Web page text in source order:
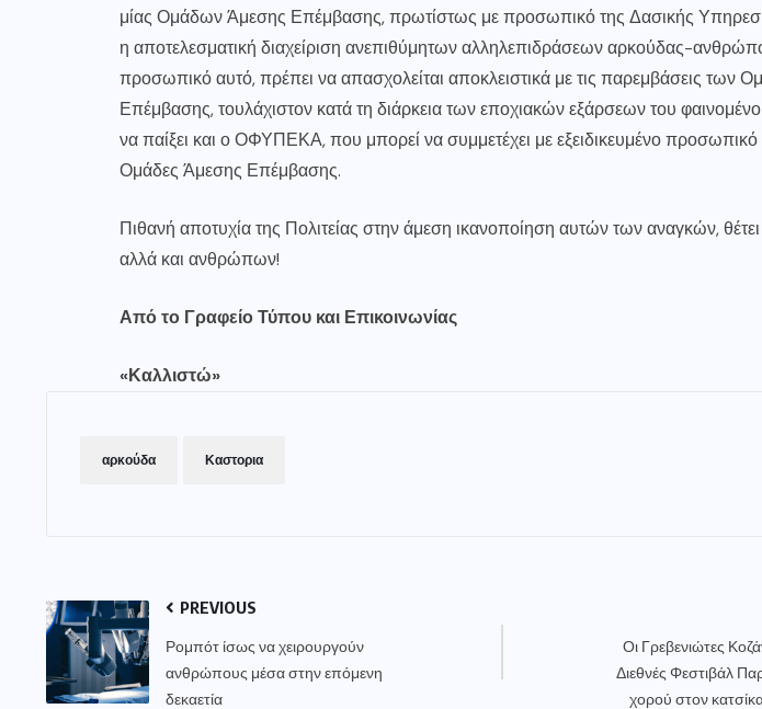
μίας Ομάδων Άμεσης Επέμβασης, πρωτίστως με προσωπικό της Δασικής
η αποτελεσματική διαχείριση ανεπιθύμητων αλληλεπιδράσεων αρκούδας-
προσωπικό αυτό, πρέπει να απασχολείται αποκλειστικά με τις παρεμβάσεις των
Επέμβασης, τουλάχιστον κατά τη διάρκεια των εποχιακών εξάρσεων του
να παίξει και ο ΟΦΥΠΕΚΑ, που μπορεί να συμμετέχει με εξειδικευμένο προσωπικό
Ομάδες Άμεσης Επέμβασης.
Πιθανή αποτυχία της Πολιτείας στην άμεση ικανοποίηση αυτών των αναγκών,
αλλά και ανθρώπων!
Από το Γραφείο Τύπου και Επικοινωνίας
«Καλλιστώ»
αρκούδα Καστορια
PREVIOUS
Ρομπότ ίσως να χειρουργούν
ανθρώπους μέσα στην επόμενη
δεκαετία
Οι Γρεβενιώτες
Διεθνές Φεστιβάλ
χορού στον